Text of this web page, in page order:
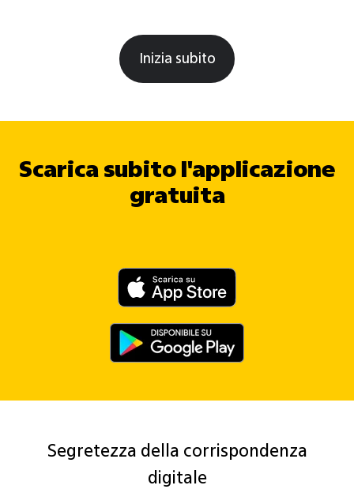
Inizia subito
Scarica subito l'applicazione
gratuita
Segretezza della corrispondenza
digitale